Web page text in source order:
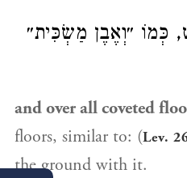
כְּמוֹ ״וְאֶבֶן מַשְׂכִּית״
and over all coveted
floors, similar to: (Lev.
the ground with it.